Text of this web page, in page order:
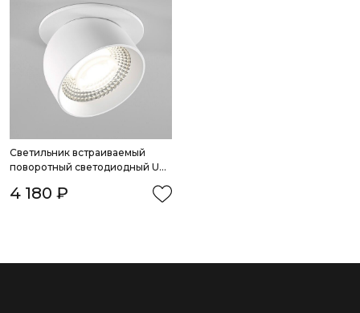
Светильник встраиваемый
поворотный светодиодный Uno
4 180 ₽